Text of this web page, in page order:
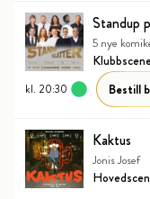
Standup
5 nye
kl. 20:30 Bestill
Kaktus
Jonis Josef